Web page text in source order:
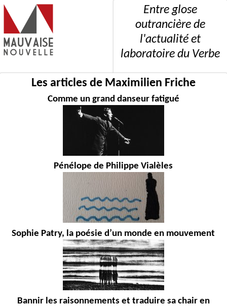
Entre glose
outrancière de
l'actualité et
laboratoire du Verbe
Les articles de Maximilien Friche
Comme un grand danseur fatigué
Pénélope de Philippe Vialèles
Sophie Patry, la poésie d’un monde en mouvement
Bannir les raisonnements et traduire sa chair en